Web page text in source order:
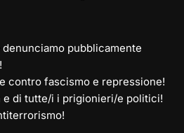
pubblicamente
contro fascismo e repressione!
e di tutte/i i prigionieri/e politici!